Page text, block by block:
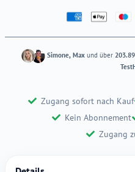
Simone, Maxund über
Zugang sofort nach Kauf
Kein Abonnement
Zugang